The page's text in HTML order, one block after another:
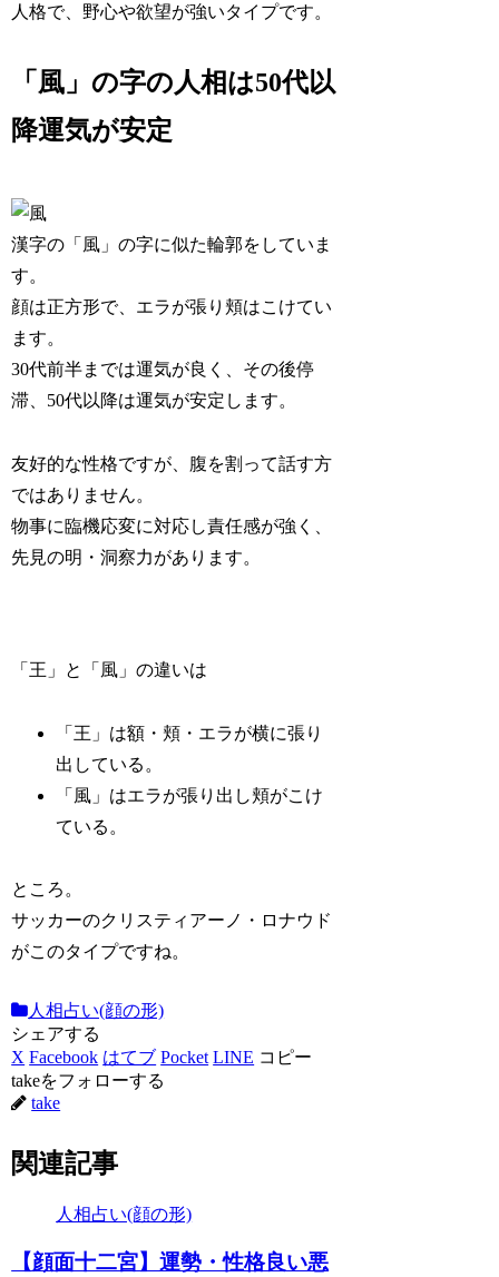
人格で、野心や欲望が強いタイプです。
「風」の字の人相は50代以
降運気が安定
漢字の「風」の字に似た輪郭をしていま
す。
顔は正方形で、エラが張り頬はこけてい
ます。
30代前半までは運気が良く、その後停
滞、 50代以降は運気が安定 します。
友好的な性格ですが、腹を割って話す方
ではありません。
物事に臨機応変に対応し責任感が強く、
先見の明・洞察力があります。
「王」と「風」の違いは
「王」は額・頬・エラが横に張り
出している。
「風」はエラが張り出し頬がこけ
ている。
ところ。
サッカーのクリスティアーノ・ロナウド
がこのタイプですね。
人相占い(顔の形)
シェアする
X Facebook はてブ Pocket LINE コピー
takeをフォローする
take
関連記事
人相占い(顔の形)
【顔面十二宮】運勢・性格良い悪